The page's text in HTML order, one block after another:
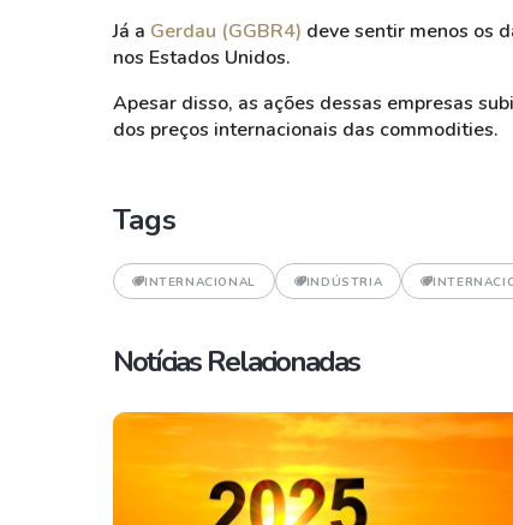
Já a Gerdau (GGBR4) deve sentir menos os
nos Estados Unidos.
Apesar disso, as ações dessas empresas
dos preços internacionais das commodities.
Tags
INTERNACIONAL INDÚSTRIA
Notícias Relacionadas